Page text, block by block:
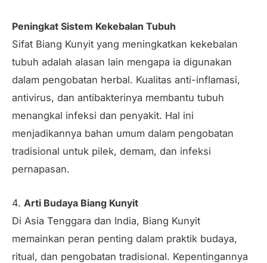
Peningkat Sistem Kekebalan Tubuh
Sifat Biang Kunyit yang meningkatkan kekebalan
tubuh adalah alasan lain mengapa ia digunakan
dalam pengobatan herbal. Kualitas anti-inflamasi,
antivirus, dan antibakterinya membantu tubuh
menangkal infeksi dan penyakit. Hal ini
menjadikannya bahan umum dalam pengobatan
tradisional untuk pilek, demam, dan infeksi
pernapasan.
4. Arti Budaya Biang Kunyit
Di Asia Tenggara dan India, Biang Kunyit
memainkan peran penting dalam praktik budaya,
ritual, dan pengobatan tradisional. Kepentingannya